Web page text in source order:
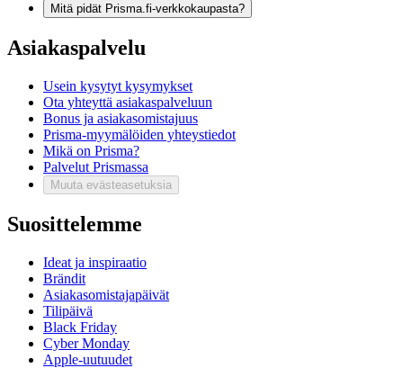
Mitä pidät Prisma.fi-verkkokaupasta?
Asiakaspalvelu
Usein kysytyt kysymykset
Ota yhteyttä asiakaspalveluun
Bonus ja asiakasomistajuus
Prisma-myymälöiden yhteystiedot
Mikä on Prisma?
Palvelut Prismassa
Muuta evästeasetuksia
Suosittelemme
Ideat ja inspiraatio
Brändit
Asiakasomistajapäivät
Tilipäivä
Black Friday
Cyber Monday
Apple-uutuudet